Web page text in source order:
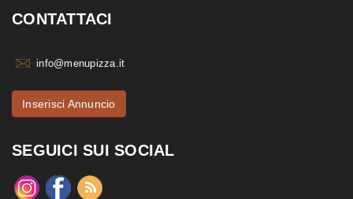
CONTATTACI
info@menupizza.it
Inserisci Annuncio
SEGUICI SUI SOCIAL